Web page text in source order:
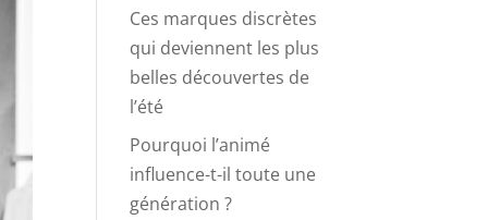
Ces marques discrètes
qui deviennent les plus
belles découvertes de
l’été
Pourquoi l’animé
influence-t-il toute une
génération ?